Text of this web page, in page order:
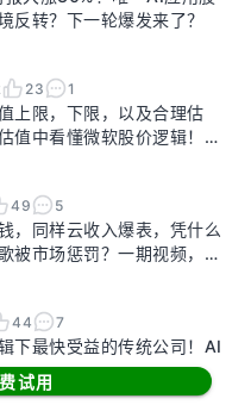
反转？下一轮爆发来了？
23 1
上限，下限，以及合理估
值中看懂微软股价逻辑！
49 5
，同样云收入爆表，凭什么
被市场惩罚？一期视频，告
44
7
下最快受益的传统公司！AI
头，大跌过后正是买入机
试用